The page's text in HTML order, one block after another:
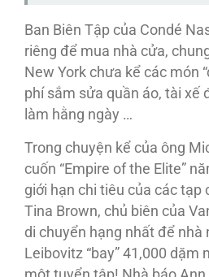
Ban Biên Tập của Condé
riêng để mua nhà cửa,
New York chưa kể các món
phí sắm sửa quần áo, tài xế
làm hằng ngày …
Trong chuyện kể của ông
cuốn “Empire of the Elite”
giới hạn chi tiêu của các tạp
Tina Brown, chủ biên của
di chuyển hạng nhất để nhà
Leibovitz “bay” 41,000 dặm